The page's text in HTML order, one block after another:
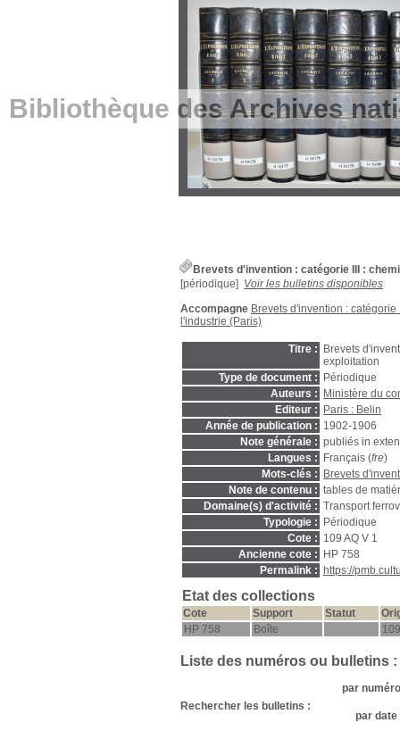
Bibliothèque des Archives
Brevets d'invention : catégorie III :
[périodique] Voir les bulletins disponibles
Accompagne Brevets d'invention :
l'industrie (Paris)
Titre :
Brevets
exploitation
Type de document :
Périodique
Auteurs :
Ministère du
Editeur :
Paris : Belin
Année de publication : 1902-1906
Note générale : publiés in
Langues :
Français (fre)
Mots-clés :
Brevets
Note de contenu : tables de
Domaine(s) d'activité : Transport
Typologie :
Périodique
Cote : 109 AQ V 1
Ancienne cote :
HP 758
Permalink :
https://
Etat des collections
Cote Support Statut
HP 758
Boîte
Liste des numéros ou bulletins :
Rechercher les bulletins :
par
par date